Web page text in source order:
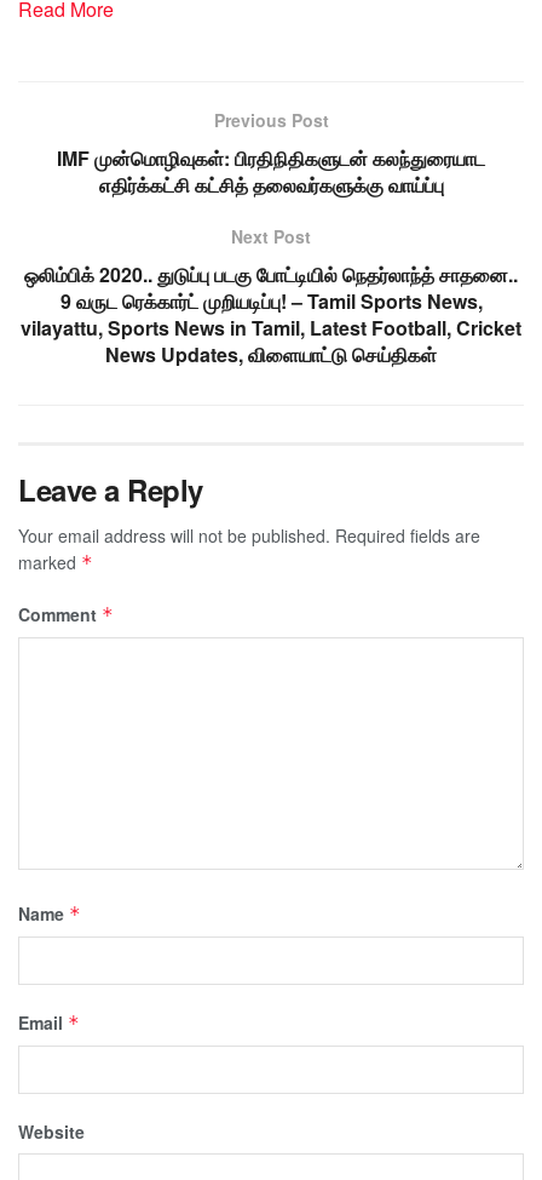
Read More
Previous Post
IMF முன்மொழிவுகள்: பிரதிநிதிகளுடன் கலந்துரையாட
எதிர்க்கட்சி கட்சித் தலைவர்களுக்கு வாய்ப்பு
Next Post
ஒலிம்பிக் 2020.. துடுப்பு படகு போட்டியில் நெதர்லாந்த் சாதனை..
9 வருட ரெக்கார்ட் முறியடிப்பு! – Tamil Sports News,
vilayattu, Sports News in Tamil, Latest Football, Cricket
News Updates, விளையாட்டு செய்திகள்
Leave a Reply
Your email address will not be published. Required fields are
marked *
Comment *
Name *
Email *
Website